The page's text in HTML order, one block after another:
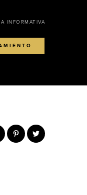
INFORMATIVA